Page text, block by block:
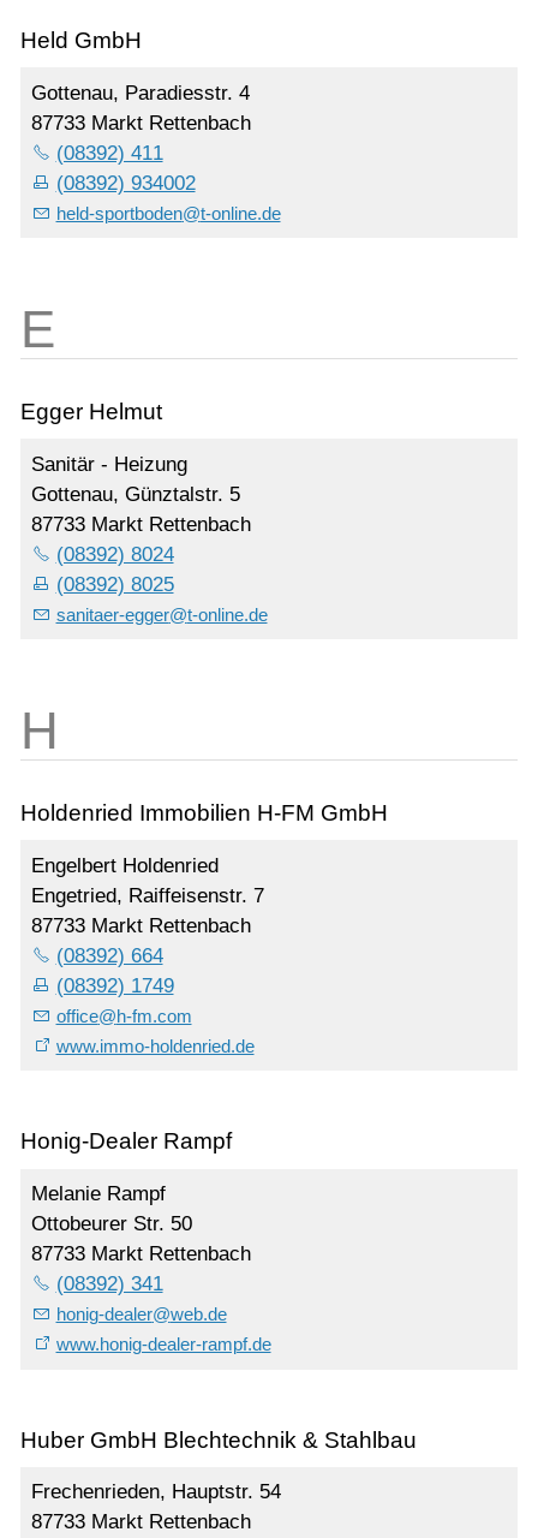
Held GmbH
Gottenau, Paradiesstr. 4
87733 Markt Rettenbach
(08392) 411
(08392) 934002
held-sportboden@t-online.de
Egger Helmut
Sanitär - Heizung
Gottenau, Günztalstr. 5
87733 Markt Rettenbach
(08392) 8024
(08392) 8025
sanitaer-egger@t-online.de
Holdenried Immobilien H-FM GmbH
Engelbert Holdenried
Engetried, Raiffeisenstr. 7
87733 Markt Rettenbach
(08392) 664
(08392) 1749
office@h-fm.com
www.immo-holdenried.de
Honig-Dealer Rampf
Melanie Rampf
Ottobeurer Str. 50
87733 Markt Rettenbach
(08392) 341
honig-dealer@web.de
www.honig-dealer-rampf.de
Huber GmbH Blechtechnik & Stahlbau
Frechenrieden, Hauptstr. 54
87733 Markt Rettenbach